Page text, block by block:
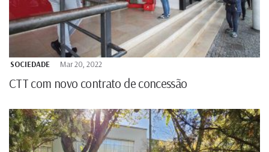
SOCIEDADE Mar 20, 2022
CTT com novo contrato de concessão